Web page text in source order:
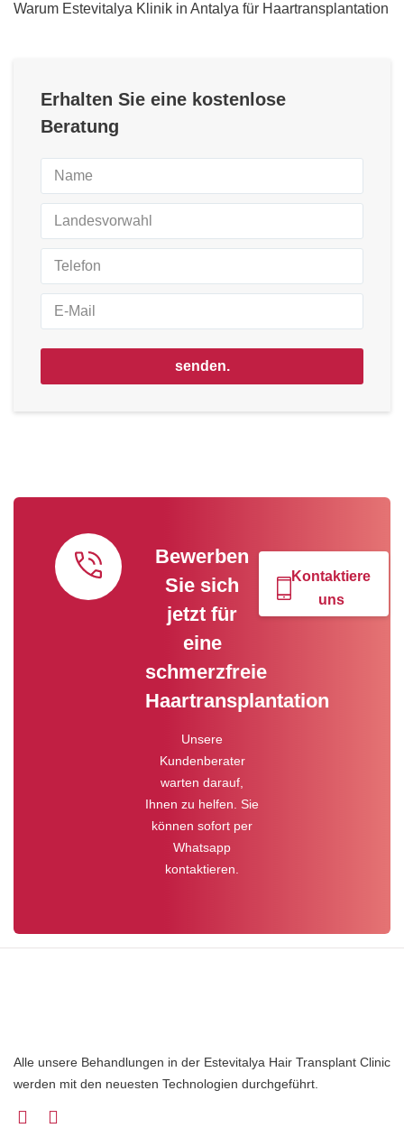
Warum Estevitalya Klinik in Antalya für Haartransplantation
Erhalten Sie eine kostenlose
Beratung
senden.
Bewerben
Sie sich
jetzt für
eine
schmerzfreie
Haartransplantation
Unsere
Kundenberater
warten darauf,
Ihnen zu helfen. Sie
können sofort per
Whatsapp
kontaktieren.
Kontaktiere
uns
Alle unsere Behandlungen in der Estevitalya Hair Transplant Clinic
werden mit den neuesten Technologien durchgeführt.